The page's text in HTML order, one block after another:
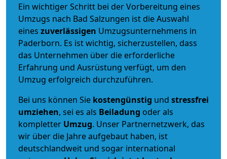
Ein wichtiger Schritt bei der Vorbereitung eines
Umzugs nach Bad Salzungen ist die Auswahl
eines zuverlässigen Umzugsunternehmens in
Paderborn. Es ist wichtig, sicherzustellen, dass
das Unternehmen über die erforderliche
Erfahrung und Ausrüstung verfügt, um den
Umzug erfolgreich durchzuführen.
Bei uns können Sie kostengünstig und stressfrei
umziehen, sei es als Beiladung oder als
kompletter Umzug. Unser Partnernetzwerk, das
wir über die Jahre aufgebaut haben, ist
deutschlandweit und sogar international